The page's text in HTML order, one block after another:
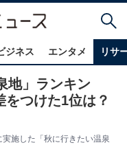
ジネス エンタメ リサ
地」ランキン
つけた1位は？
施した「秋に行きたい温泉